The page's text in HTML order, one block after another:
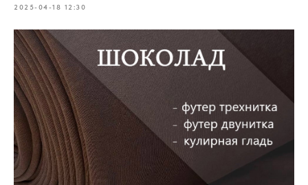
2025-04-18 12:30